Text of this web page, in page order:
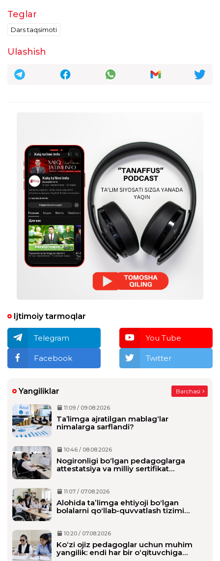
Feruza Gafurova
feruzahon teshaoboyeva :
toifa, kuzgisida 1 toifa olganman . Õsha
Javob
feruzahon teshaoboyeva
15:40:05 / 02.02.2026
feruzahon teshaoboyeva :
Buyruqni o‘zini va ilovalarini to‘liq shaklda
jo‘nating
taxrirlangan
Javob
Teglar
Dars taqsimoti
Ulashish
Ijtimoiy tarmoqlar
Telegram You Tube
Facebook Twitter
Yangiliklar Barchasi
11:09 / 09.08.2026
Ta’limga ajratilgan mablag‘lar
nimalarga sarflandi?
10:46 / 08.08.2026
Nogironligi bo‘lgan pedagoglarga
attestatsiya va milliy sertifikat
11:07 / 07.08.2026
Alohida taʼlimga ehtiyoji boʻlgan
bolalarni qoʻllab-quvvatlash tizimi
10:20 / 07.08.2026
Ko‘zi ojiz pedagoglar uchun muhim
yangilik: endi har bir o‘qituvchiga